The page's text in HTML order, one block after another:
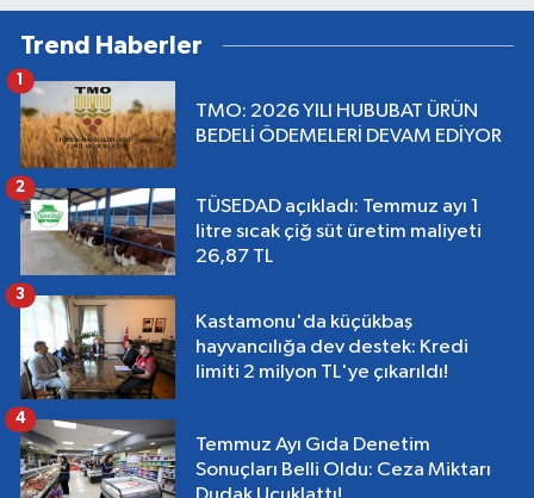
Trend Haberler
TMO: 2026 YILI HUBUBAT ÜRÜN
BEDELİ ÖDEMELERİ DEVAM EDİYOR
1
TÜSEDAD açıkladı: Temmuz ayı 1
litre sıcak çiğ süt üretim maliyeti
26,87 TL
2
Kastamonu'da küçükbaş
hayvancılığa dev destek: Kredi
limiti 2 milyon TL'ye çıkarıldı!
3
Temmuz Ayı Gıda Denetim
Sonuçları Belli Oldu: Ceza Miktarı
4